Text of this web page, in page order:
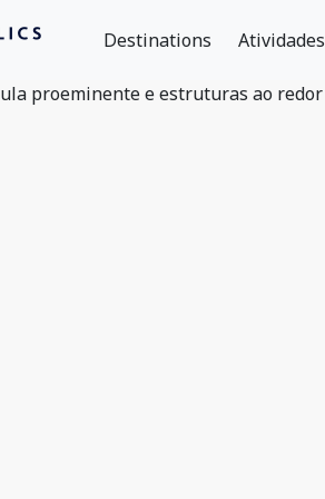
Destinations Atividades